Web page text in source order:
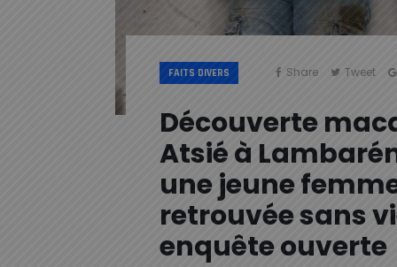
FAITS DIVERS Share Tweet
Découverte
Atsié à
une jeune
retrouvée sans
enquête ouverte